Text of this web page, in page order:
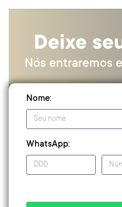
Deixe
Nós entraremos
Nome:
WhatsApp: